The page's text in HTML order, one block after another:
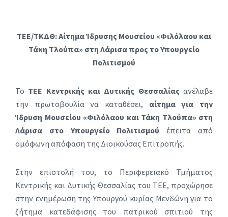
ΤΕΕ/ΤΚΔΘ: Αίτημα Ίδρυσης Μουσείου «Φιλόλαου και
Τάκη Τλούπα» στη Λάρισα προς το Υπουργείο
Πολιτισμού
Το ΤΕΕ Κεντρικής και Δυτικής Θεσσαλίας ανέλαβε
την πρωτοβουλία να καταθέσει, αίτημα για την
Ίδρυση Μουσείου «Φιλόλαου και Τάκη Τλούπα» στη
Λάρισα στο Υπουργείο Πολιτισμού έπειτα από
ομόφωνη απόφαση της Διοικούσας Επιτροπής.
Στην επιστολή του, το Περιφερειακό Τμήματος
Κεντρικής και Δυτικής Θεσσαλίας του ΤΕΕ, προχώρησε
στην ενημέρωση της Υπουργού κυρίας Μενδώνη για το
ζήτημα κατεδάφισης του πατρικού σπιτιού της